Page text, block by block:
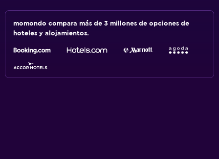
momondo compara más de 3 millones de opciones de
hoteles y alojamientos.